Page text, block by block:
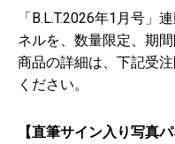
「B.L.T.2026年1月号」
ネルを、数量限定、期
商品の詳細は、下記受
ください。
【直筆サイン入り写真パ